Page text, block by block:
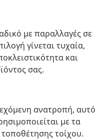
με παραλλαγές σε
γίνεται τυχαία,
και
σας.
ανατροπή, αυτό
με τα
τοίχου.